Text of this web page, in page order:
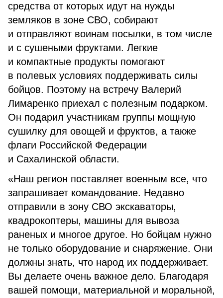
средства от которых идут на нужды
земляков в зоне СВО, собирают
и отправляют воинам посылки, в том числе
и с сушеными фруктами. Легкие
и компактные продукты помогают
в полевых условиях поддерживать силы
бойцов. Поэтому на встречу Валерий
Лимаренко приехал с полезным подарком.
Он подарил участникам группы мощную
сушилку для овощей и фруктов, а также
флаги Российской Федерации
и Сахалинской области.
«Наш регион поставляет военным все, что
запрашивает командование. Недавно
отправили в зону СВО экскаваторы,
квадрокоптеры, машины для вывоза
раненых и многое другое. Но бойцам нужно
не только оборудование и снаряжение. Они
должны знать, что народ их поддерживает.
Вы делаете очень важное дело. Благодаря
вашей помощи, материальной и моральной,